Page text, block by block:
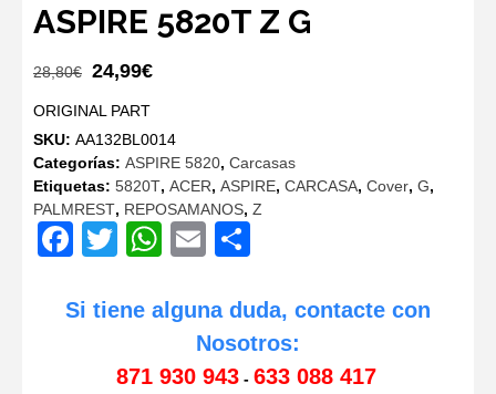
ASPIRE 5820T Z G
28,80€ El
original
era:
28,80€.
24,99€
es:
24,99€.
ORIGINAL PART
SKU: AA132BL0014
Categorías: ASPIRE 5820, Carcasas
Etiquetas: 5820T, ACER, ASPIRE, CARCASA, Cover, G,
PALMREST, REPOSAMANOS, Z
Facebook
TwitterWhatsApp
Email
Si tiene alguna duda, contacte con
Nosotros:
871 930 943- 633 088 417